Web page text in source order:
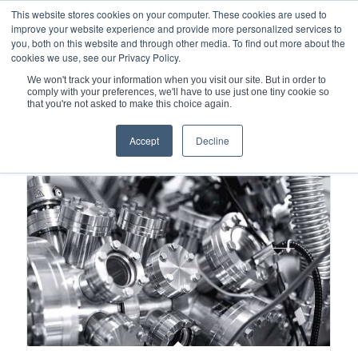
This website stores cookies on your computer. These cookies are used to
improve your website experience and provide more personalized services to
you, both on this website and through other media. To find out more about the
cookies we use, see our Privacy Policy.
We won't track your information when you visit our site. But in order to
comply with your preferences, we'll have to use just one tiny cookie so
that you're not asked to make this choice again.
Accept Decline
您现在的位置： 主页 / 金属波纹管 /
BELFAB®边缘焊接金属波纹管